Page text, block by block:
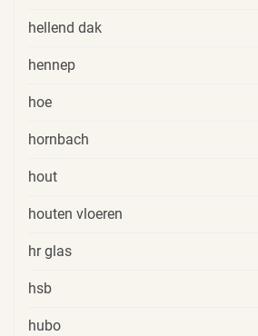
hellend dak
hennep
hoe
hornbach
hout
houten vloeren
hr glas
hsb
hubo